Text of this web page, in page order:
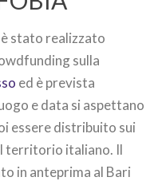
è stato realizzato
sulla
ed è prevista
e data si aspettano
essere distribuito sui
territorio italiano. Il
in anteprima al Bari